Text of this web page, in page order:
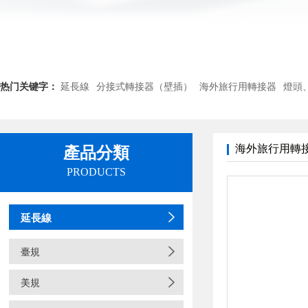
热门关键字： 延長線 分接式轉接器（壁插） 海外旅行用轉接器 燈頭
產品分類
PRODUCTS
延長線
臺規
美規
海外旅行用轉